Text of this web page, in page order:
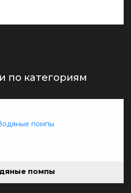
по категориям
помпы